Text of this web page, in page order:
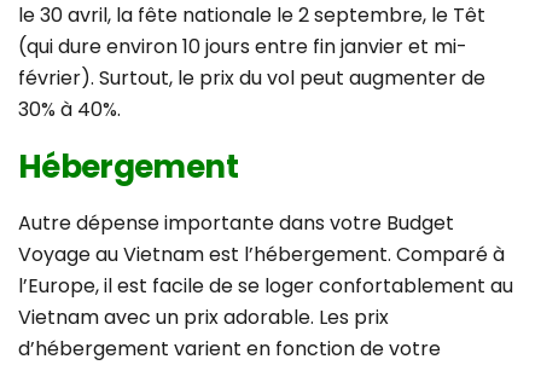
le 30 avril, la fête nationale le 2 septembre, le Têt
(qui dure environ 10 jours entre fin janvier et mi-
février). Surtout, le prix du vol peut augmenter de
30% à 40%.
Hébergement
Autre dépense importante dans votre Budget
Voyage au Vietnam est l’hébergement. Comparé à
l’Europe, il est facile de se loger confortablement au
Vietnam avec un prix adorable. Les prix
d’hébergement varient en fonction de votre